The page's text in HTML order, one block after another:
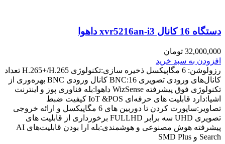
دستگاه 16 کانال xvr5216an-i3 داهوا
32,000,000 تومان
افزودن به سبد خرید
رزولوشن: 6 مگاپیکسل ذخیره سازی:تکنولوژی H.265+/H.265 تعداد
کانال‌های ورودی تصویری BNC:16 کانال ورودی BNC بهره‌وری از
تکنولوژی فوق پیشرفته WizSense داهوا:بله فناوری پوز و اینترنت
اشیا:دارد قابلیت های حرفه‌ای IoT &POS کیفیت ضبط
تصاویر:ساپورت کردن تا دوربین های 6 مگاپیکسل و ارائه خروجی
تصویری UHD سه برابر FULLHD برخورداری از قابلیت های
پیشرفته هوش مصنوعی و هوشمندی:بله ارا بودن قابلیت‌های AI
Search و SMD Plus